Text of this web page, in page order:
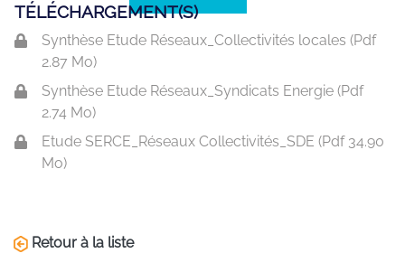
TÉLÉCHARGEMENT(S)
Synthèse Etude Réseaux_Collectivités locales (Pdf
2.87 Mo)
Synthèse Etude Réseaux_Syndicats Energie (Pdf
2.74 Mo)
Etude SERCE_Réseaux Collectivités_SDE (Pdf34.90
Mo)
Retour à la liste